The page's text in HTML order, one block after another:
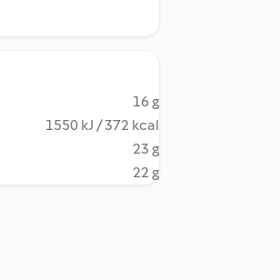
16 g
1550 kJ / 372 kcal
23 g
22 g